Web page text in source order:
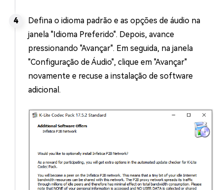
Defina o idioma padrão e as opções de áudio na
janela "Idioma Preferido". Depois, avance
pressionando "Avançar". Em seguida, na janela
"Configuração de Áudio", clique em "Avançar"
novamente e recuse a instalação de software
adicional.